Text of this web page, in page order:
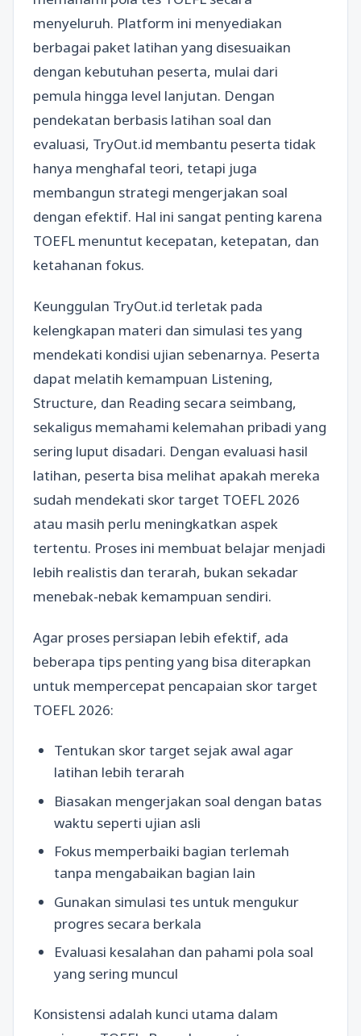
menyeluruh. Platform ini menyediakan
berbagai paket latihan yang disesuaikan
dengan kebutuhan peserta, mulai dari
pemula hingga level lanjutan. Dengan
pendekatan berbasis latihan soal dan
evaluasi, TryOut.id membantu peserta tidak
hanya menghafal teori, tetapi juga
membangun strategi mengerjakan soal
dengan efektif. Hal ini sangat penting karena
TOEFL menuntut kecepatan, ketepatan, dan
ketahanan fokus.
Keunggulan TryOut.id terletak pada
kelengkapan materi dan simulasi tes yang
mendekati kondisi ujian sebenarnya. Peserta
dapat melatih kemampuan Listening,
Structure, dan Reading secara seimbang,
sekaligus memahami kelemahan pribadi yang
sering luput disadari. Dengan evaluasi hasil
latihan, peserta bisa melihat apakah mereka
sudah mendekati skor target TOEFL 2026
atau masih perlu meningkatkan aspek
tertentu. Proses ini membuat belajar menjadi
lebih realistis dan terarah, bukan sekadar
menebak-nebak kemampuan sendiri.
Agar proses persiapan lebih efektif, ada
beberapa tips penting yang bisa diterapkan
untuk mempercepat pencapaian skor target
TOEFL 2026:
Tentukan skor target sejak awal agar
latihan lebih terarah
Biasakan mengerjakan soal dengan batas
waktu seperti ujian asli
Fokus memperbaiki bagian terlemah
tanpa mengabaikan bagian lain
Gunakan simulasi tes untuk mengukur
progres secara berkala
Evaluasi kesalahan dan pahami pola soal
yang sering muncul
Konsistensi adalah kunci utama dalam